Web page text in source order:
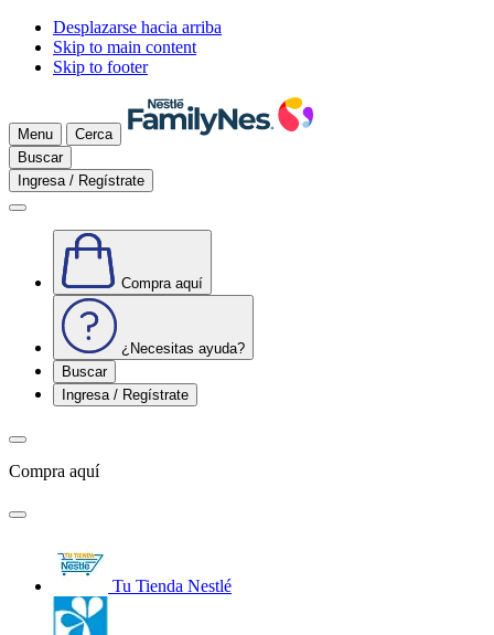
Desplazarse hacia arriba
Skip to main content
Skip to footer
Menu
Cerca
Buscar
Ingresa / Regístrate
Compra aquí
¿Necesitas ayuda?
Buscar
Ingresa / Regístrate
Compra aquí
Tu Tienda Nestlé